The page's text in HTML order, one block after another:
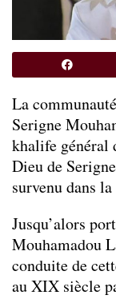
La
Serigne
khalife général
Dieu de
survenu dans
Jusqu’alors
Mouhamadou
conduite de
au XIX siècle